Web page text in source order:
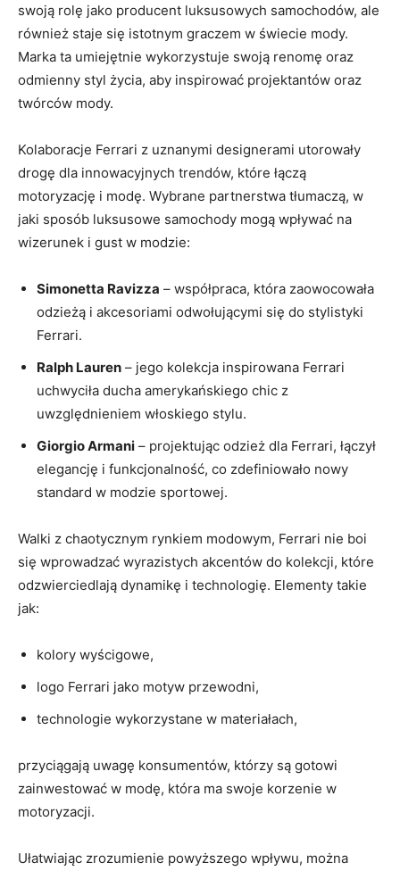
swoją rolę jako‍ producent⁢ luksusowych samochodów, ale
również⁢ staje się istotnym graczem w świecie mody.
Marka‌ ta‌ umiejętnie wykorzystuje swoją renomę oraz
⁤odmienny⁤ styl życia, aby⁣ inspirować projektantów⁤ oraz
twórców mody.
Kolaboracje ‌Ferrari z uznanymi designerami⁣ utorowały
drogę dla innowacyjnych trendów, ⁣które ⁢łączą
motoryzację i modę. Wybrane partnerstwa tłumaczą, w
jaki​ sposób luksusowe samochody​ mogą wpływać⁤ na
wizerunek i gust w modzie:
Simonetta Ravizza – współpraca,⁤ która⁤ zaowocowała
odzieżą i akcesoriami odwołującymi się do stylistyki ​
Ferrari.
Ralph​ Lauren – jego kolekcja inspirowana ‌Ferrari
⁤uchwyciła ducha amerykańskiego chic z
uwzględnieniem włoskiego stylu.
Giorgio Armani – projektując odzież ‌dla Ferrari, łączył
elegancję‍ i‍ funkcjonalność, co zdefiniowało nowy
standard ‍w modzie sportowej.
Walki z‍ chaotycznym rynkiem modowym, Ferrari ‌nie boi
się wprowadzać ⁢wyrazistych akcentów do kolekcji, ⁢które
odzwierciedlają dynamikę i⁢ technologię.‍ Elementy takie
jak:
kolory⁣ wyścigowe,
logo Ferrari ​jako ​motyw ⁤przewodni,
technologie wykorzystane w materiałach,
przyciągają⁢ uwagę konsumentów,‍ którzy⁢ są gotowi
zainwestować w ‌modę, która ‌ma swoje korzenie ⁤w
motoryzacji.
Ułatwiając zrozumienie powyższego‍ wpływu, można